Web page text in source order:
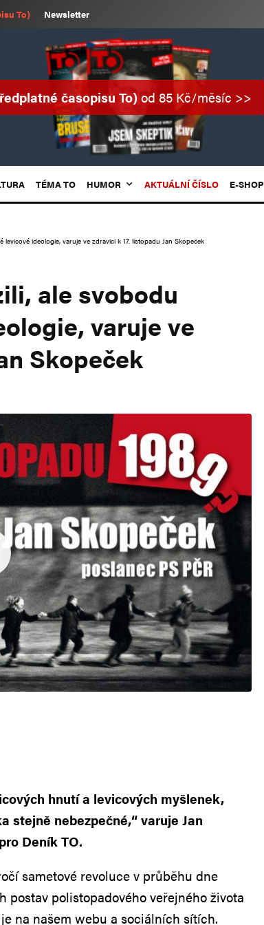
To) Newsletter
časopisu To)od 85 Kč/měsíc >>
TÉMA TO HUMOR AKTUÁLNÍ ČÍSLO E-SHOP
ideologie, varuje ve zdravici k 17. listopadu Jan Skopeček
ale svobodu
varuje ve
Skopeček
hnutí a levicových myšlenek,
stejně nebezpečné,“ varuje Jan
Deník TO.
sametové revoluce v průběhu dne
postav polistopadového veřejného života
na našem webu a sociálních sítích.